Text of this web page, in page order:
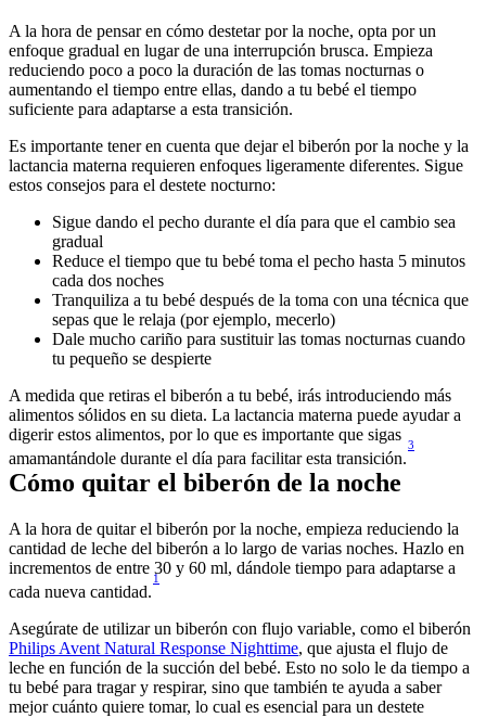
A la hora de pensar en cómo destetar por la noche, opta por un
enfoque gradual en lugar de una interrupción brusca. Empieza
reduciendo poco a poco la duración de las tomas nocturnas o
aumentando el tiempo entre ellas, dando a tu bebé el tiempo
Es importante tener en cuenta que dejar el biberón por la noche y la
lactancia materna requieren enfoques ligeramente diferentes. Sigue
Sigue dando el pecho durante el día para que el cambio sea
Reduce el tiempo que tu bebé toma el pecho hasta 5 minutos
Tranquiliza a tu bebé después de la toma con una técnica que
Dale mucho cariño para sustituir las tomas nocturnas cuando
A medida que retiras el biberón a tu bebé, irás introduciendo más
alimentos sólidos en su dieta. La lactancia materna puede ayudar a
digerir estos alimentos, por lo que es importante que sigas
amamantándole durante el día para facilitar esta transición.
3
A la hora de quitar el biberón por la noche, empieza reduciendo la
cantidad de leche del biberón a lo largo de varias noches. Hazlo en
incrementos de entre 30 y 60 ml, dándole tiempo para adaptarse a
cada nueva cantidad.
1
Philips Avent Natural Response Nighttime, que ajusta el flujo de
leche en función de la succión del bebé. Esto no solo le da tiempo a
tu bebé para tragar y respirar, sino que también te ayuda a saber
mejor cuánto quiere tomar, lo cual es esencial para un destete